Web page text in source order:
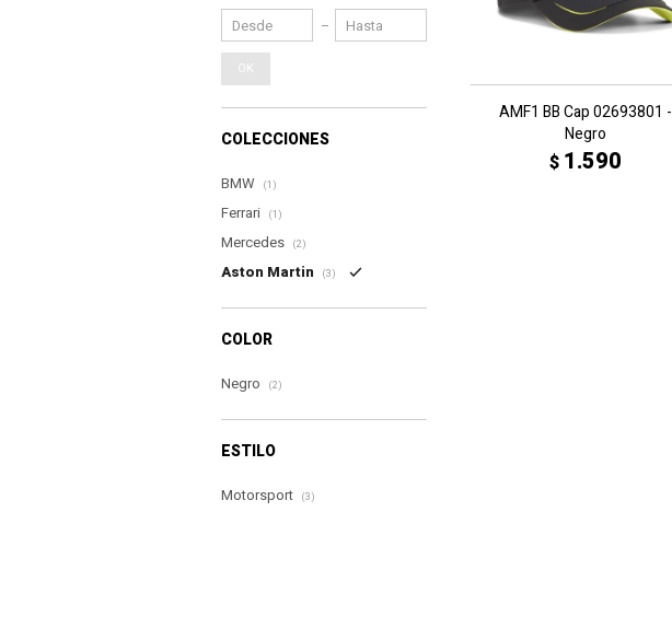
AMF1 BB Cap 02693801 -
Negro
$ 1.590
OK
COLECCIONES
BMW (1)
Ferrari (1)
Mercedes (2)
Aston Martin (3)
COLOR
Negro (2)
ESTILO
Motorsport (3)